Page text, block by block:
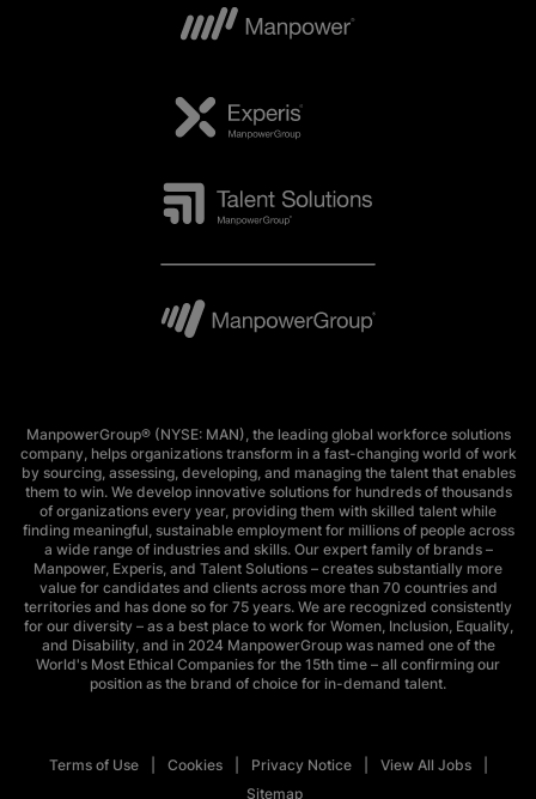
ManpowerGroup® (NYSE: MAN), the leading global workforce solutions
company, helps organizations transform in a fast-changing world of work
by sourcing, assessing, developing, and managing the talent that enables
them to win. We develop innovative solutions for hundreds of thousands
of organizations every year, providing them with skilled talent while
finding meaningful, sustainable employment for millions of people across
a wide range of industries and skills. Our expert family of brands –
Manpower, Experis, and Talent Solutions – creates substantially more
value for candidates and clients across more than 70 countries and
territories and has done so for 75 years. We are recognized consistently
for our diversity – as a best place to work for Women, Inclusion, Equality,
and Disability, and in 2024 ManpowerGroup was named one of the
World's Most Ethical Companies for the 15th time – all confirming our
position as the brand of choice for in-demand talent.
Terms of Use Cookies Privacy Notice
View All Jobs
Sitemap